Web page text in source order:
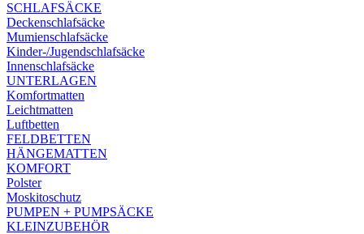
SCHLAFSÄCKE
Deckenschlafsäcke
Mumienschlafsäcke
Kinder-/Jugendschlafsäcke
Innenschlafsäcke
UNTERLAGEN
Komfortmatten
Leichtmatten
Luftbetten
FELDBETTEN
HÄNGEMATTEN
KOMFORT
Polster
Moskitoschutz
PUMPEN + PUMPSÄCKE
KLEINZUBEHÖR